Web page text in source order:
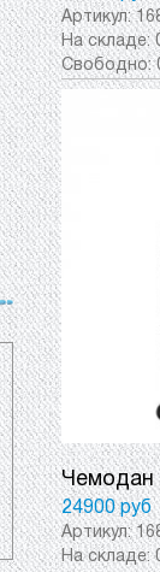
Артикул:
На складе:
Свободно:
Чемодан
24900 руб
Артикул:
На складе: